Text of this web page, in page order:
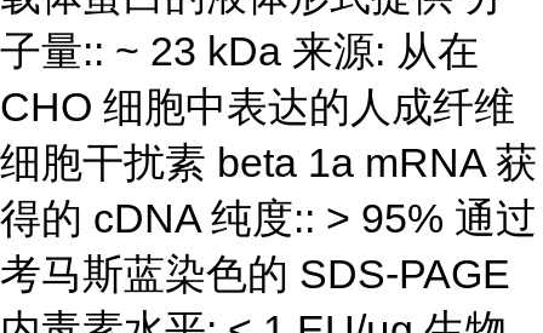
子量:: ~ 23 kDa 来源: 从在
CHO 细胞中表达的人成纤维
细胞干扰素 beta 1a mRNA 获
得的 cDNA 纯度:: > 95% 通过
考马斯蓝染色的 SDS-PAGE